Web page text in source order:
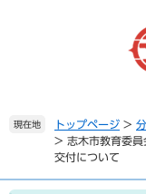
本
現在地 トップページ >
> 志木市教育委
交付について